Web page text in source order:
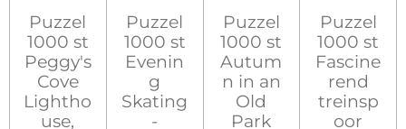
Puzzel
1000 st
Peggy's
Cove
Lightho
use,
Puzzel
1000 st
Evenin
g
Skating
-
Puzzel
1000 st
Autum
n in an
Old
Park
Puzzel
1000 st
Fascine
rend
treinsp
oor